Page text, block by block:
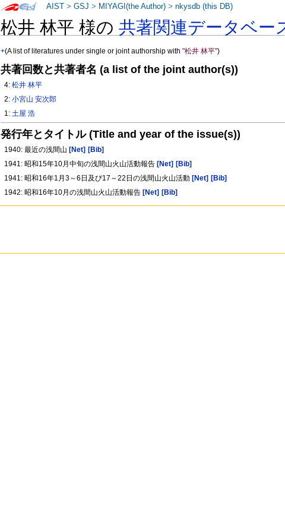
松井 林平 様の共著関連データベー
+(A list of literatures under single or joint authorship with"松井 林平")
共著回数と共著者名 (a list of the joint author(s))
4:松井 林平
2:小宮山 安次郎
1:土屋 浩
発行年とタイトル (Title and year of the issue(s))
1940: 最近の浅間山 [Net] [Bib]
1941: 昭和15年10月中旬の浅間山火山活動報告 [Net] [Bib]
1941: 昭和16年1月3～6日及び17～22日の浅間山火山活動 [Net] [Bib]
1942: 昭和16年10月の浅間山火山活動報告 [Net] [Bib]
AIST >GSJ > MIYAGI(the Author) >nkysdb (this DB)